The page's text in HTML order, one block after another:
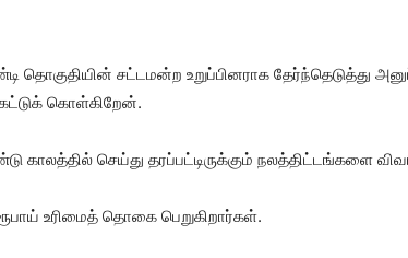
தொகுதியின் சட்டமன்ற உறுப்பினராக தேர்ந்தெடுத்து
கொள்கிறேன்.
காலத்தில் செய்து தரப்பட்டிருக்கும் நலத்திட்டங்களை
உரிமைத் தொகை பெறுகிறார்கள்.